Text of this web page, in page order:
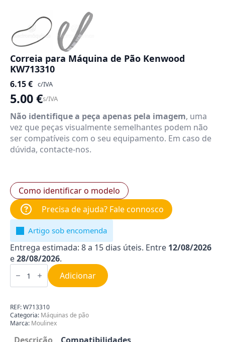
Correia para Máquina de Pão Kenwood
KW713310
6.15€ c/IVA
5.00€s/IVA
Não identifique a peça apenas pela imagem, uma
vez que peças visualmente semelhantes podem não
ser compatíveis com o seu equipamento. Em caso de
dúvida, contacte-nos.
Como identificar o modelo
Precisa de ajuda? Fale connosco
Artigo sob encomenda
Entrega estimada: 8 a 15 dias úteis. Entre 12/08/2026
e28/08/2026.
Quantidade
de
para
de
Pão
Kenwood
KW713310
Adicionar
REF:W713310
Categoria: Máquinas de pão
Marca: Moulinex